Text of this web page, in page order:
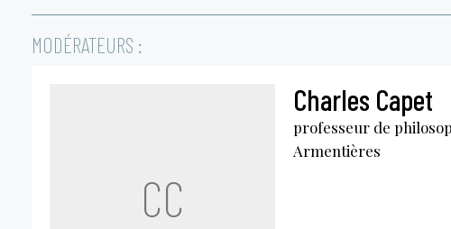
MODÉRATEURS :
CC
Charles Capet
professeur de
Armentières